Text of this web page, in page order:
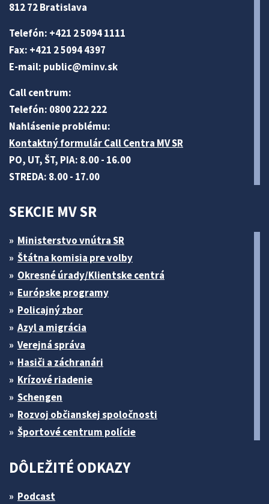
812 72 Bratislava
Telefón: +421 2 5094 1111
Fax: +421 2 5094 4397
E-mail: public@minv.sk
Call centrum:
Telefón: 0800 222 222
Nahlásenie problému:
Kontaktný formulár Call Centra MV SR
PO, UT, ŠT, PIA: 8.00 - 16.00
STREDA: 8.00 - 17.00
SEKCIE MV SR
Ministerstvo vnútra SR
Štátna komisia pre volby
Okresné úrady/Klientske centrá
Európske programy
Policajný zbor
Azyl a migrácia
Verejná správa
Hasiči a záchranári
Krízové riadenie
Schengen
Rozvoj občianskej spoločnosti
Športové centrum polície
DÔLEŽITÉ ODKAZY
Podcast